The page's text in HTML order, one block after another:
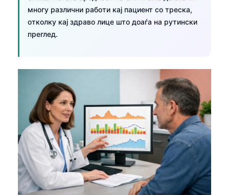
многу различни работи кај пациент со треска,
отколку кај здраво лице што доаѓа на рутински
преглед.